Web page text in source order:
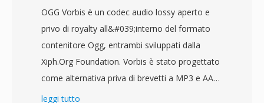
paragonabile alle prime implementazioni di
H.264, offrendo una buona qualità visiva a
bitrate moderati e guadagnandosi
l&#039;adozione come codec approvato per i
contenuti HD DVD e Blu-ray disc. Il formato era
OGG Vorbis è un codec audio lossy aperto e
privo di royalty all&#039;interno del formato
contenitore Ogg, entrambi sviluppati dalla
Xiph.Org Foundation. Vorbis è stato progettato
come alternativa priva di brevetti a MP3 e AAC,
utilizzando la codifica con trasformata discreta
leggi tutto